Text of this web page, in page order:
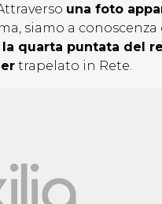
una foto
siamo a conoscenza
quarta puntata del
trapelato in Rete.